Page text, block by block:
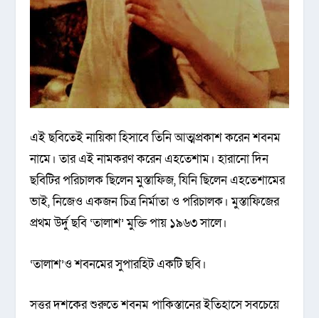
এই ছবিতেই নায়িকা হিসাবে তিনি আত্মপ্রকাশ করেন শবনম
নামে। তার এই নামকরণ করেন এহতেশাম। হারানো দিন
ছবিটির পরিচালক ছিলেন মুস্তাফিজ, যিনি ছিলেন এহতেশামের
ভাই, নিজেও একজন চিত্র নির্মাতা ও পরিচালক। মুস্তাফিজের
প্রথম উর্দু ছবি ‘তালাশ’ মুক্তি পায় ১৯৬৩ সালে।
‘তালাশ’ও শবনমের সুপারহিট একটি ছবি।
সত্তর দশকের শুরুতে শবনম পাকিস্তানের ইতিহাসে সবচেয়ে